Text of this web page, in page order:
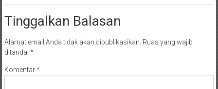
Tinggalkan Balasan
Alamat email Anda tidak akan dipublikasikan. Ruas yang wajib
ditandai *
Komentar*